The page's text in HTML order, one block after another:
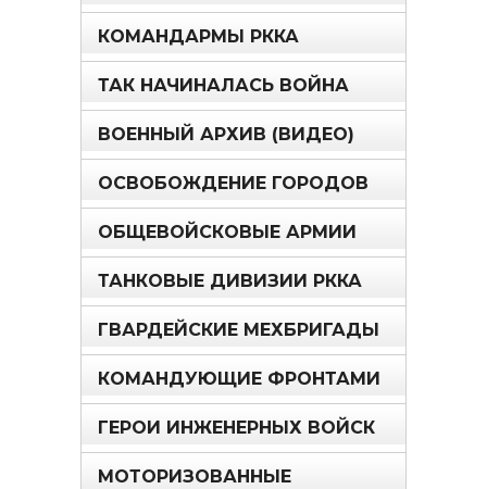
КОМАНДАРМЫ РККА
ТАК НАЧИНАЛАСЬ ВОЙНА
ВОЕННЫЙ АРХИВ (ВИДЕО)
ОСВОБОЖДЕНИЕ ГОРОДОВ
ОБЩЕВОЙСКОВЫЕ АРМИИ
ТАНКОВЫЕ ДИВИЗИИ РККА
ГВАРДЕЙСКИЕ МЕХБРИГАДЫ
КОМАНДУЮЩИЕ ФРОНТАМИ
ГЕРОИ ИНЖЕНЕРНЫХ ВОЙСК
МОТОРИЗОВАННЫЕ